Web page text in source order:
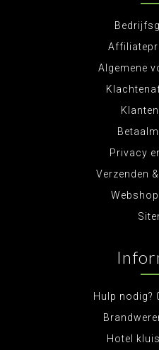
Algemene
Privacy
Verzenden
Hulp nodig?
Hotel